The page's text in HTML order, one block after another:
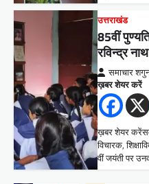
उत्तराखंड
85वीं
रविन्द्र
समाचार
ख़बर शेयर करें
ख़बर शेयर
विचारक,
वीं जयंती पर